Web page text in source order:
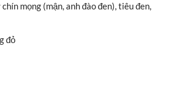
mọng (mận, anh đào đen), tiêu đen,
đỏ